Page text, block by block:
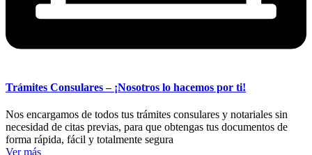
Trámites Consulares – ¡Nosotros lo hacemos por ti!
Nos encargamos de todos tus trámites consulares y notariales sin
necesidad de citas previas, para que obtengas tus documentos de
forma rápida, fácil y totalmente segura
Ver más